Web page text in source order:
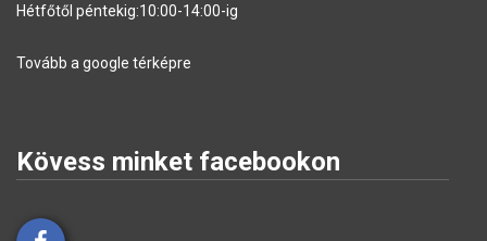
Hétfőtől péntekig:10:00-14:00-ig
Tovább a google térképre
Kövess minket facebookon